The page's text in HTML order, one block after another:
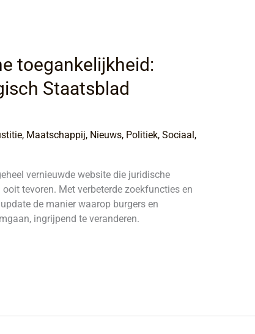
toegankelijkheid:
Staatsblad
, Maatschappij, Nieuws, Politiek, Sociaal,
vernieuwde website die juridische
tevoren. Met verbeterde zoekfuncties en
de manier waarop burgers en
ingrijpend te veranderen.